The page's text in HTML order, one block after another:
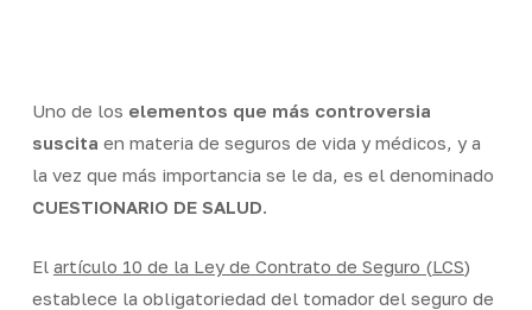
contentUno de los elementos que más controversia
suscita en materia de seguros de vida y médicos, y a
la vez que más importancia se le da, es el denominado
CUESTIONARIO DE SALUD.
El artículo 10 de la Ley de Contrato de Seguro (LCS)
establece la obligatoriedad del tomador del seguro de